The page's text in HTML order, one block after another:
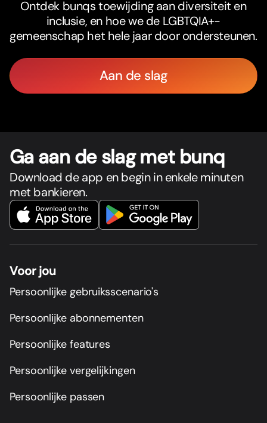
Ontdek bunqs toewijding aan diversiteit en
inclusie, en hoe we de LGBTQIA+-
gemeenschap het hele jaar door ondersteunen.
Aan de slag
Ga aan de slag met bunq
Download de app en begin in enkele minuten
met bankieren.
Voor jou
Persoonlijke gebruiksscenario's
Persoonlijke abonnementen
Persoonlijke features
Persoonlijke vergelijkingen
Persoonlijke passen